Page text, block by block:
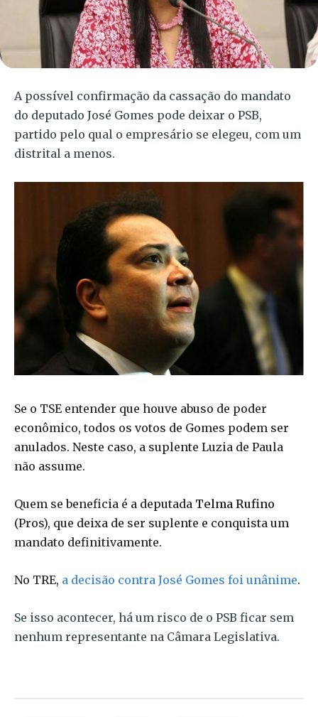
A possível confirmação da cassação do mandato
do deputado José Gomes pode deixar o PSB,
partido pelo qual o empresário se elegeu, com um
distrital a menos.
Se o TSE entender que houve abuso de poder
econômico, todos os votos de Gomes podem ser
anulados. Neste caso, a suplente Luzia de Paula
não assume.
Quem se beneficia é a deputada Telma Rufino
(Pros), que deixa de ser suplente e conquista um
mandato definitivamente.
No TRE, a decisão contra José Gomes foi unânime.
Se isso acontecer, há um risco de o PSB ficar sem
nenhum representante na Câmara Legislativa.